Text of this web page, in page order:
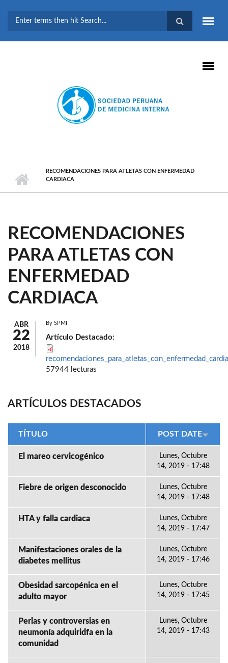
BÚSQUEDA
RECOMENDACIONES PARA ATLETAS CON ENFERMEDAD
CARDIACA
RECOMENDACIONES
PARA ATLETAS CON
ENFERMEDAD
CARDIACA
ABR
22
2018
By SPMI
Artículo Destacado:
57944 lecturas
ARTÍCULOS DESTACADOS
TÍTULO POST DATE
El mareo cervicogénico
Lunes, Octubre
14, 2019 - 17:48
Fiebre de origen desconocido
Lunes, Octubre
14, 2019 - 17:48
HTA y falla cardiaca
Lunes, Octubre
14, 2019 - 17:47
Manifestaciones orales de la
diabetes mellitus
Lunes, Octubre
14, 2019 - 17:46
Obesidad sarcopénica en el
adulto mayor
Lunes, Octubre
14, 2019 - 17:45
Perlas y controversias en
neumonía adquiridfa en la
comunidad
Lunes, Octubre
14, 2019 - 17:43